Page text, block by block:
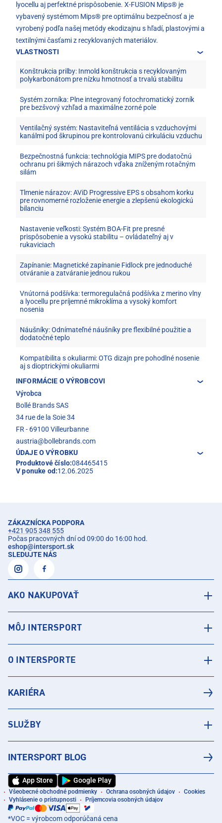
lyocellu aj perfektné prispôsobenie. X-FUSION Mips® je
vybavený systémom Mips® pre optimálnu bezpečnosť a je
vyrobený podľa našej metódy ekodizajnu s hľadí, plastovými a
textilnými časťami z recyklovaných materiálov.
VLASTNOSTI
Konštrukcia prilby: Inmold konštrukcia s recyklovaným
polykarbonátom pre nízku hmotnosť a trvalú stabilitu
Systém zorníka: Plne integrovaný fotochromatický zorník
pre bezšvový vzhľad a maximálne zorné pole
Ventilačný systém: Nastaviteľná ventilácia s vzduchovými
kanálmi pod škrupinou pre kontrolovanú cirkuláciu vzduchu
Bezpečnostná funkcia: technológia MIPS pre dodatočnú
ochranu pri šikmých nárazoch vďaka zníženým rotačným
silám
Tlmenie nárazov: AViD Progressive EPS s obsahom korku
pre rovnomerné rozloženie energie a zlepšenú ekologickú
bilanciu
Nastavenie veľkosti: Systém BOA-Fit pre presné
prispôsobenie a vysokú stabilitu – ovládateľný aj v
rukaviciach
Zapínanie: Magnetické zapínanie Fidlock pre jednoduché
otváranie a zatváranie jednou rukou
Vnútorná podšívka: termoregulačná podšívka z merino vlny
a lyocellu pre príjemné mikroklíma a vysoký komfort
nosenia
Náušníky: Odnímateľné náušníky pre flexibilné použitie a
dodatočné teplo
Kompatibilita s okuliarmi: OTG dizajn pre pohodlné nosenie
aj s dioptrickými okuliarmi
INFORMÁCIE O VÝROBCOVI
Výrobca
Bollé Brands SAS
34 rue de la Soie 34
FR - 69100 Villeurbanne
austria@bollebrands.com
ÚDAJE O VÝROBKU
Produktové číslo:084465415
V ponuke od:12.06.2025
ZÁKAZNÍCKA PODPORA
+421 905 348 555
Počas pracovných dní od 09:00 do 16:00 hod.
eshop@intersport.sk
SLEDUJTE NÁS
AKO NAKUPOVAŤ
MÔJ INTERSPORT
O INTERSPORTE
KARIÉRA
SLUŽBY
INTERSPORT BLOG
App Store Google Play
Všeobecné obchodné podmienky Ochrana osobných údajov
Cookies
Vyhlásenie o prístupnosti
Príjemcovia osobných údajov
*VOC = výrobcom odporúčaná cena